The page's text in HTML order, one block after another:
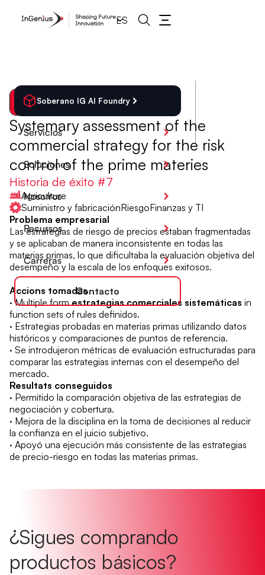
ES
Soberano IG AI Foundry
Servicios
Soluciones
Nosotros
Recursos
Carreras
Contacto
Atrás
Systemary assessment of the
commercial strategy for the risk
control of the prime materies
Historia de éxito #7
Agriculture
Suministro y fabricaciónRiesgoFinanzas y TI
Problema empresarial
Las estrategias de riesgo de precios estaban fragmentadas
y se aplicaban de manera inconsistente en todas las
materias primas, lo que dificultaba la evaluación objetiva del
desempeño y la escala de los enfoques exitosos.
Accions tomadas
· Multiple formestrategias comerciales sistemáticas in
function sets of rules definidos.
· Estrategias probadas en materias primas utilizando datos
históricos y comparaciones de puntos de referencia.
· Se introdujeron métricas de evaluación estructuradas para
comparar las estrategias internas con el desempeño del
mercado.
Resultats conseguidos
· Permitido la comparación objetiva de las estrategias de
negociación y cobertura.
· Mejora de la disciplina en la toma de decisiones al reducir
la confianza en el juicio subjetivo.
· Apoyó una ejecución más consistente de las estrategias
de precio-riesgo en todas las materias primas.
¿Sigues comprando
productos básicos?